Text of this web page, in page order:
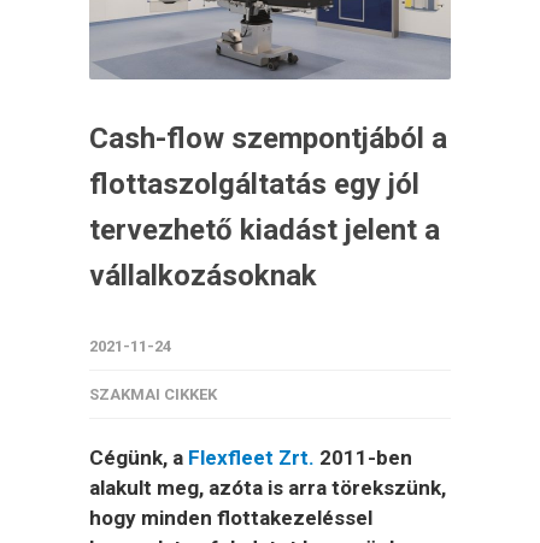
Cash-flow szempontjából a
flottaszolgáltatás egy jól
tervezhető kiadást jelent a
vállalkozásoknak
2021-11-24
SZAKMAI CIKKEK
Cégünk, a Flexfleet Zrt. 2011-ben
alakult meg, azóta is arra törekszünk,
hogy minden flottakezeléssel